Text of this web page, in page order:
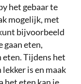
het gebaar te
mogelijk, met
bijvoorbeeld
eten,
eten. Tijdens het
is en maak